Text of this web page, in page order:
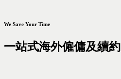
We Save Your Time
一站式海外僱傭及續約